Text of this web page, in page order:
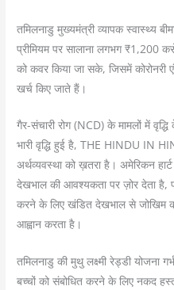
तमिलनाडु मुख्यमंत्री व्यापक स्वास्थ्य
प्रीमियम पर सालाना लगभग ₹1,200
को कवर किया जा सके, जिसमें कोरोनरी
खर्च किए जाते हैं।
गैर-संचारी रोग (NCD) के मामलों में
भारी वृद्धि हुई है, THE HINDU IN
अर्थव्यवस्था को ख़तरा है। अमेरिकन
देखभाल की आवश्यकता पर ज़ोर देता है,
करने के लिए खंडित देखभाल से जोखिम
आह्वान करता है।
तमिलनाडु की मुथु लक्ष्मी रेड्डी योजना
बच्चों को संबोधित करने के लिए नकद